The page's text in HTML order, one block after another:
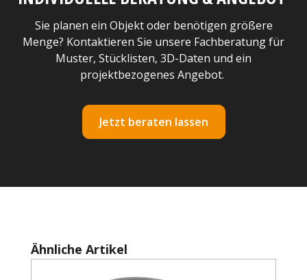
Sie planen ein Objekt oder benötigen größere
Menge? Kontaktieren Sie unsere Fachberatung für
Muster, Stücklisten, 3D-Daten und ein
projektbezogenes Angebot.
Jetzt beraten lassen
Produktgalerie überspringen
Ähnliche Artikel